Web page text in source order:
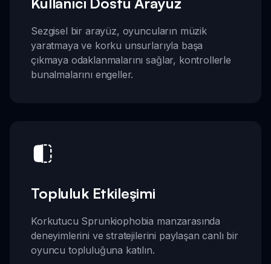
Sezgisel bir arayüz, oyuncuların müzik
yaratmaya ve korku unsurlarıyla başa
çıkmaya odaklanmalarını sağlar, kontrollerle
bunalmalarını engeller.
Topluluk Etkileşimi
Korkutucu Sprunkiophobia manzarasında
deneyimlerini ve stratejilerini paylaşan canlı bir
oyuncu topluluğuna katılın.